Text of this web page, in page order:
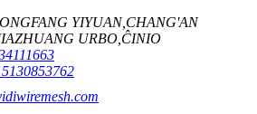
YIYUAN,CHANG'AN
URBO,ĈINIO